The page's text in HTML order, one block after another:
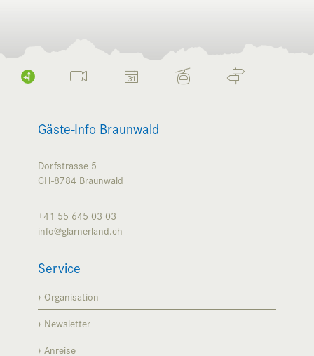
Gäste-Info Braunwald
Dorfstrasse 5
CH-8784 Braunwald
+41 55 645 03 03
info@glarnerland.ch
Service
Organisation
Newsletter
Anreise